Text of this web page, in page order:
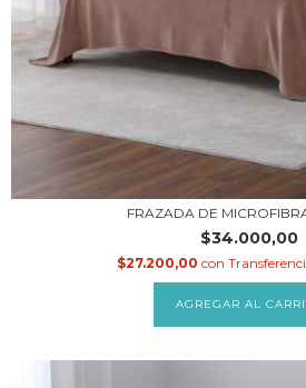
FRAZADA DE
$34.000,00
$27.200,00 con
AGREGAR AL